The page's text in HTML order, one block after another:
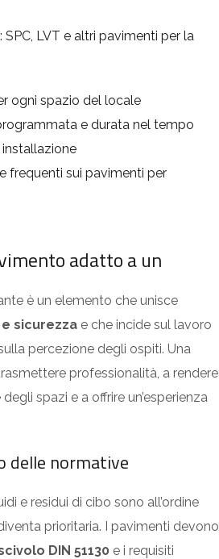
LVT e altri pavimenti per la
ogni spazio del locale
e durata nel tempo
frequenti sui pavimenti per
adatto a un
è un elemento che unisce
sicurezza e che incide sul lavoro
percezione degli ospiti. Una
professionalità, a rendere
spazi e a offrire un’esperienza
delle normative
e residui di cibo sono all’ordine
prioritaria. I pavimenti devono
DIN 51130 e i requisiti